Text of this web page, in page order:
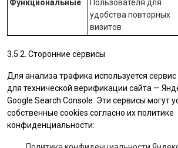
Функциональные
Пользователя для
удобства повторных
визитов
3.5.2. Сторонние сервисы
Для анализа трафика используется
для технической верификации сайта —
Google Search Console. Эти сервисы могут
собственные cookies согласно их политике
конфиденциальности: